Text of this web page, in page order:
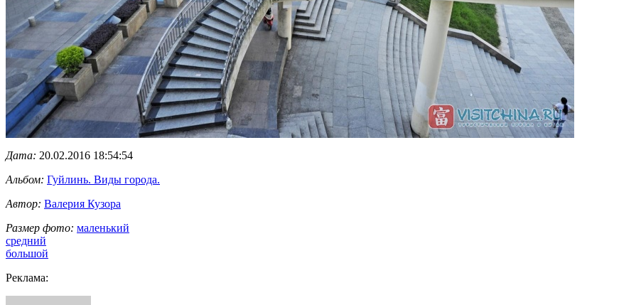
Дата: 20.02.2016 18:54:54
Альбом: Гуйлинь. Виды города.
Автор: Валерия Кузора
Размер фото: маленький
средний
большой
Реклама: